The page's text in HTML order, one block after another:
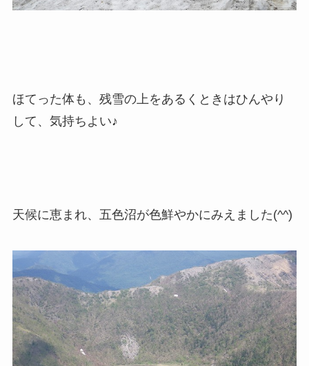
ほてった体も、残雪の上をあるくときはひんやり
して、気持ちよい♪
天候に恵まれ、五色沼が色鮮やかにみえました(^^)